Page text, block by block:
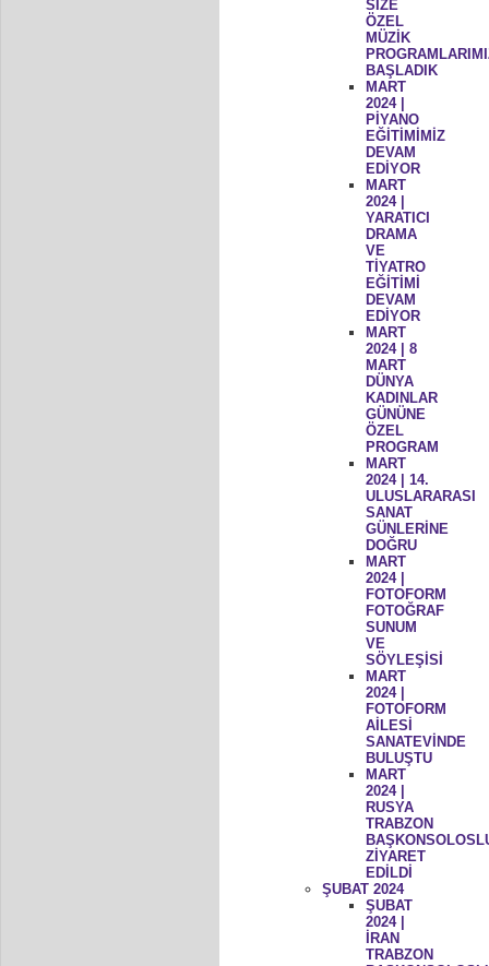
SİZE
ÖZEL
MÜZİK
BAŞLADIK
MART
2024 |
PİYANO
EĞİTİMİMİZ
DEVAM
EDİYOR
MART
2024 |
YARATICI
DRAMA
VE
TİYATRO
EĞİTİMİ
DEVAM
EDİYOR
MART
2024 | 8
MART
DÜNYA
KADINLAR
GÜNÜNE
ÖZEL
PROGRAM
MART
2024 | 14.
ULUSLARARASI
SANAT
GÜNLERİNE
DOĞRU
MART
2024 |
FOTOFORM
FOTOĞRAF
SUNUM
VE
SÖYLEŞİSİ
MART
2024 |
FOTOFORM
AİLESİ
SANATEVİNDE
BULUŞTU
MART
2024 |
RUSYA
TRABZON
ZİYARET
EDİLDİ
ŞUBAT 2024
ŞUBAT
2024 |
İRAN
TRABZON